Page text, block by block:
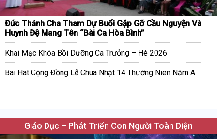
Đức Thánh Cha Tham Dự Buổi Gặp Gỡ Cầu Nguyện Và
Huynh Đệ Mang Tên “Bài Ca Hòa Bình”
Khai Mạc Khóa Bồi Dưỡng Ca Trưởng – Hè 2026
Bài Hát Cộng Đồng Lễ Chúa Nhật 14 Thường Niên Năm A
Giáo Dục – Phát Triển Con Người Toàn Diện